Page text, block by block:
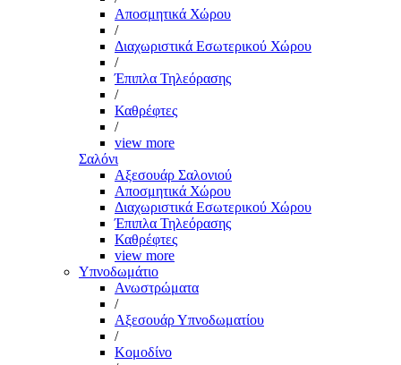
Αποσμητικά Χώρου
/
Διαχωριστικά Εσωτερικού Χώρου
/
Έπιπλα Τηλεόρασης
/
Καθρέφτες
/
view more
Σαλόνι
Αξεσουάρ Σαλονιού
Αποσμητικά Χώρου
Διαχωριστικά Εσωτερικού Χώρου
Έπιπλα Τηλεόρασης
Καθρέφτες
view more
Υπνοδωμάτιο
Ανωστρώματα
/
Αξεσουάρ Υπνοδωματίου
/
Κομοδίνο